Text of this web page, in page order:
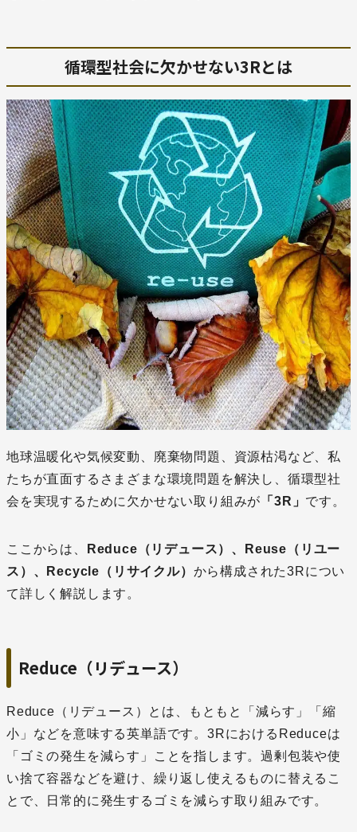
循環型社会に欠かせない3Rとは
地球温暖化や気候変動、廃棄物問題、資源枯渇など、私
たちが直面するさまざまな環境問題を解決し、循環型社
会を実現するために欠かせない取り組みが 「3R」 です。
ここからは、
Reduce（リデュース）、Reuse（リユー
ス）、Recycle（リサイクル） から構成された3Rについ
て詳しく解説します。
Reduce（リデュース）
Reduce（リデュース）とは、もともと「減らす」「縮
小」などを意味する英単語です。3RにおけるReduceは
「ゴミの発生を減らす」ことを指します。過剰包装や使
い捨て容器などを避け、繰り返し使えるものに替えるこ
とで、日常的に発生するゴミを減らす取り組みです。